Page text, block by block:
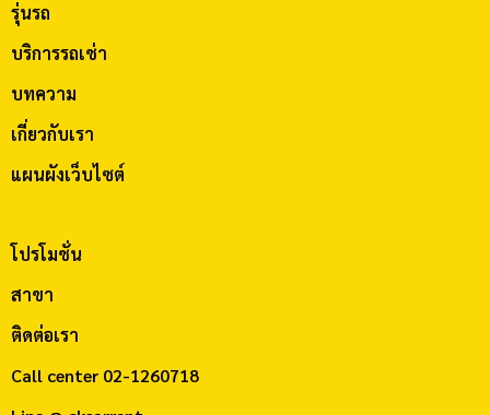
รุ่นรถ
บริการรถเช่า
บทความ
เกี่ยวกับเรา
แผนผังเว็บไซต์
โปรโมชั่น
สาขา
ติดต่อเรา
Call center 02-1260718